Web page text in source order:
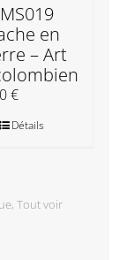
en
– Art
€
Détails
, Tout voir